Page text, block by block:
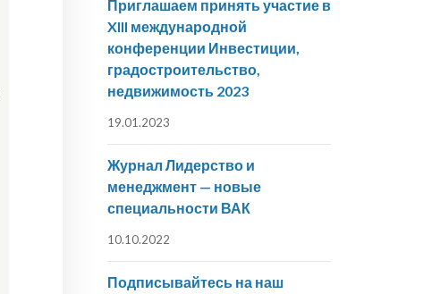
Приглашаем принять участие в
XIII международной
конференции Инвестиции,
градостроительство,
недвижимость 2023
19.01.2023
Журнал Лидерство и
менеджмент — новые
специальности ВАК
10.10.2022
Подписывайтесь на наш